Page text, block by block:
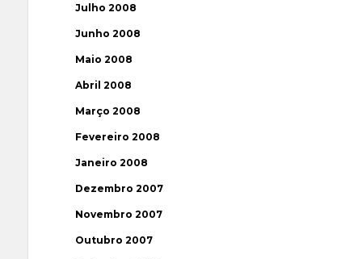
Julho 2008
Junho 2008
Maio 2008
Abril 2008
Março 2008
Fevereiro 2008
Janeiro 2008
Dezembro 2007
Novembro 2007
Outubro 2007